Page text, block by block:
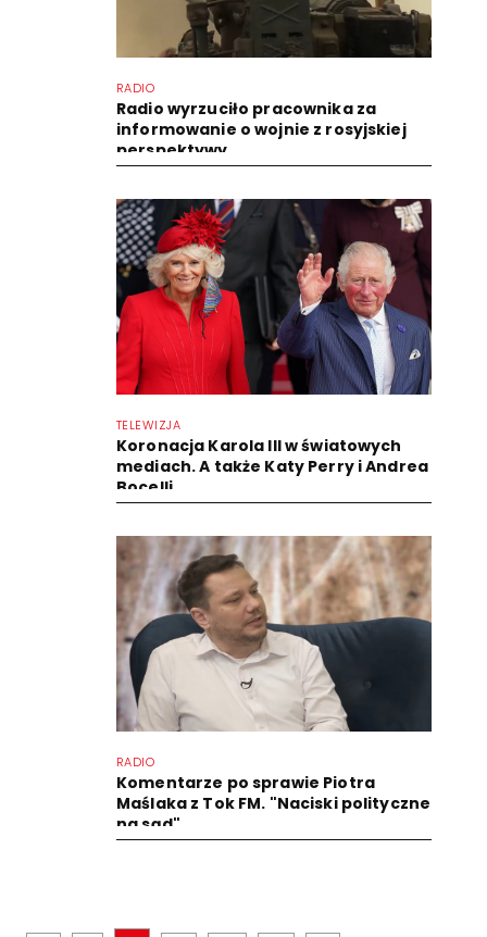
RADIO
Radio wyrzuciło pracownika za
informowanie o wojnie z rosyjskiej
perspektywy
TELEWIZJA
Koronacja Karola III w światowych
mediach. A także Katy Perry i Andrea
Bocelli
RADIO
Komentarze po sprawie Piotra
Maślaka z Tok FM. "Naciski polityczne
na sąd"